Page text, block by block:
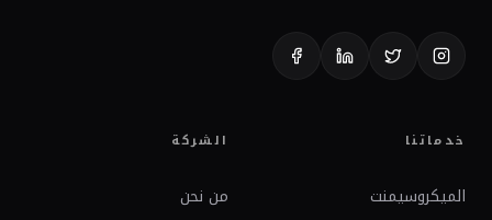
خدماتنا
الميكروسيمنت
الشركة
من نحن